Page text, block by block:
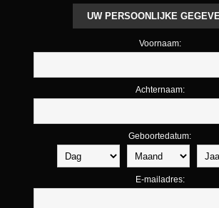
UW PERSOONLIJKE
Voornaam:
Achternaam:
Geboortedatum:
E-mailadres: